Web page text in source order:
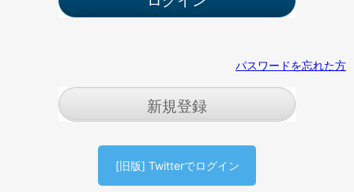
パスワードを忘れた方
新規登録
[旧版] Twitterでログイン